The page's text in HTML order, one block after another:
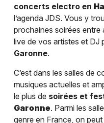
concerts electro en
l’agenda JDS. Vous y
prochaines soirées entre
live de vos artistes et DJ
Garonne.
C’est dans les salles de
musiques actuelles et
le plus de soirées et
Garonne. Parmi les
genre en France, on